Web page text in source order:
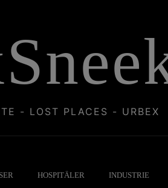
- LOST PLACES - URBEX
HOSPITÄLER INDUSTRIE